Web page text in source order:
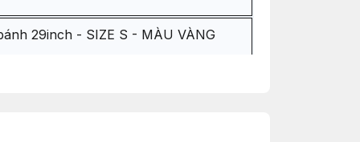
29inch - SIZE S - MÀU VÀNG